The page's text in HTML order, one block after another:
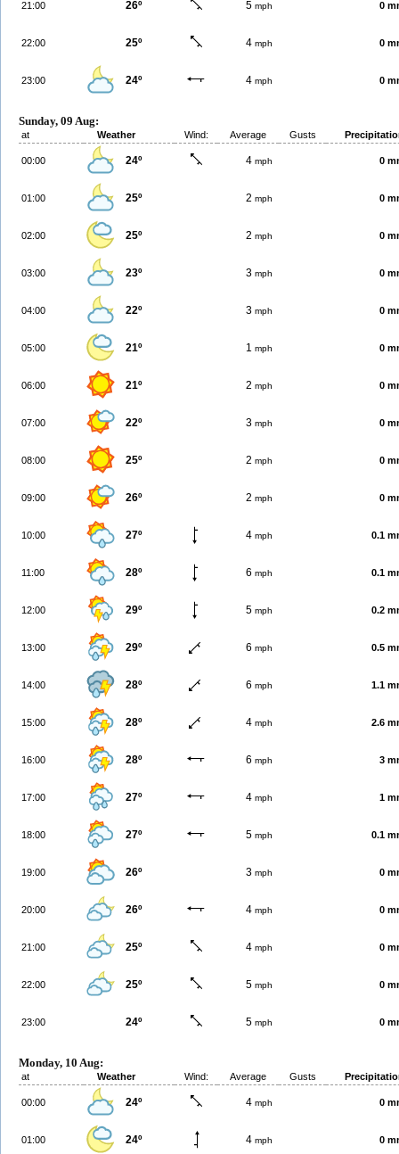
21:00 26º 5 mph 0
22:00 25º 4 mph 0
23:00 24º 4 mph 0
Sunday, 09 Aug:
at Weather Wind: Average Gusts
00:00 24º 4 mph 0
01:00 25º 2 mph 0
02:00 25º 2 mph 0
03:00 23º 3 mph 0
04:00 22º 3 mph 0
05:00 21º 1 mph 0
06:00 21º 2 mph 0
07:00 22º 3 mph 0
08:00 25º 2 mph 0
09:00 26º 2 mph 0
10:00 27º 4 mph 0.1
11:00 28º 6 mph 0.1
12:00 29º 5 mph 0.2
13:00 29º 6 mph 0.5
14:00 28º 6 mph 1.1
15:00 28º 4 mph 2.6
16:00 28º 6 mph 3
17:00 27º 4 mph 1
18:00 27º 5 mph 0.1
19:00 26º 3 mph 0
20:00 26º 4 mph 0
21:00 25º 4 mph 0
22:00 25º 5 mph 0
23:00 24º 5 mph 0
Monday, 10 Aug:
at Weather Wind: Average Gusts
00:00 24º 4 mph 0
01:00 24º 4 mph 0